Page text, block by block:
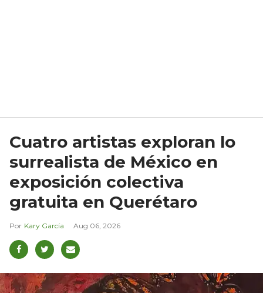
Cuatro artistas exploran lo
surrealista de México en
exposición colectiva
gratuita en Querétaro
Kary García Aug 06, 2026